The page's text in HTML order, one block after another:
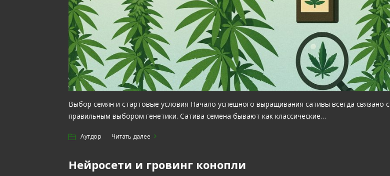
Выбор семян и стартовые условия Начало успешного выращивания сативы всегда связано с
правильным выбором генетики. Сатива семена бывают как классические…
Аутдор Читать далее
Нейросети и гровинг конопли